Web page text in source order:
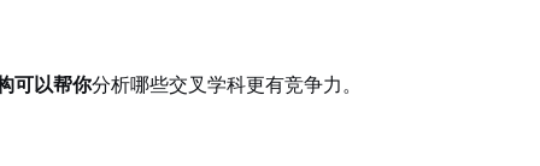
可以帮你分析哪些交叉学科更有竞争力。